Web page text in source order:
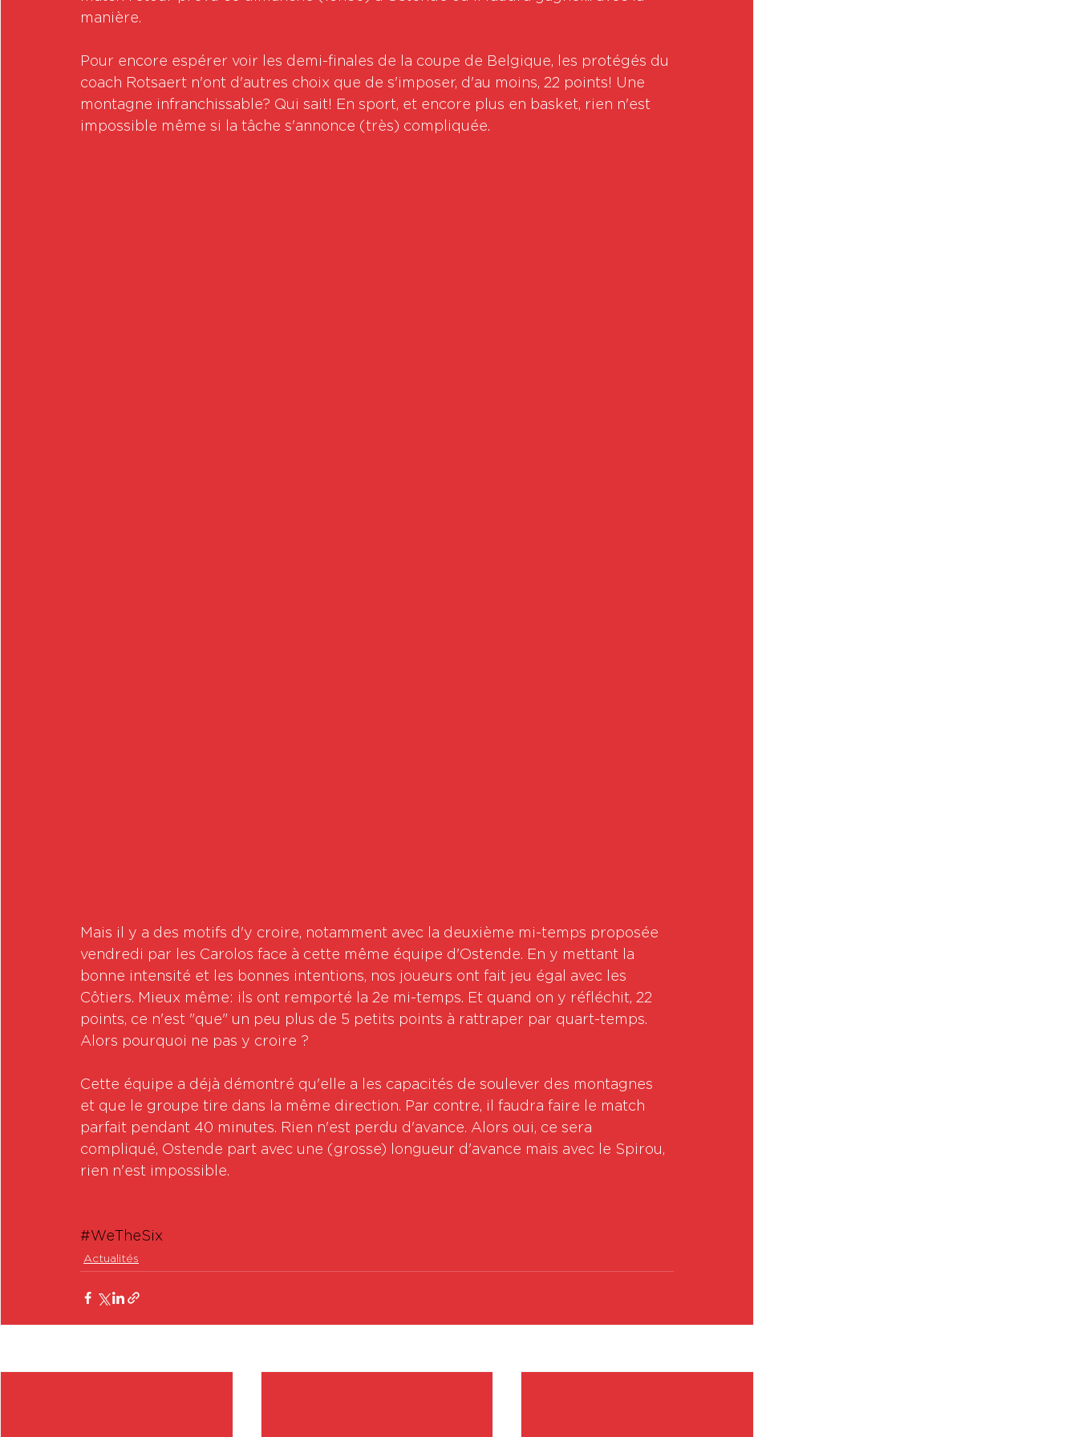
manière.
Pour encore espérer voir les demi-finales de la coupe de Belgique, les protégés du
coach Rotsaert n'ont d'autres choix que de s'imposer, d'au moins, 22 points! Une
montagne infranchissable? Qui sait! En sport, et encore plus en basket, rien n'est
impossible même si la tâche s'annonce (très) compliquée.
Mais il y a des motifs d'y croire, notamment avec la deuxième mi-temps proposée
vendredi par les Carolos face à cette même équipe d'Ostende. En y mettant la
bonne intensité et les bonnes intentions, nos joueurs ont fait jeu égal avec les
Côtiers. Mieux même: ils ont remporté la 2e mi-temps. Et quand on y réfléchit, 22
points, ce n'est "que" un peu plus de 5 petits points à rattraper par quart-temps.
Alors pourquoi ne pas y croire ?
Cette équipe a déjà démontré qu'elle a les capacités de soulever des montagnes
et que le groupe tire dans la même direction. Par contre, il faudra faire le match
parfait pendant 40 minutes. Rien n'est perdu d'avance. Alors oui, ce sera
compliqué, Ostende part avec une (grosse) longueur d'avance mais avec le Spirou,
rien n'est impossible.
#WeTheSix
Actualités